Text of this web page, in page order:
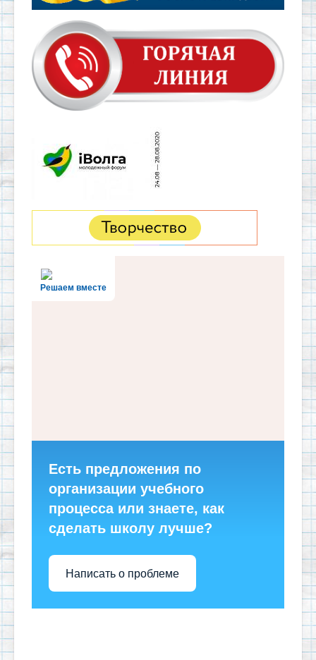
Решаем вместе
Есть предложения по
организации учебного
процесса или знаете, как
сделать школу лучше?
Написать о проблеме